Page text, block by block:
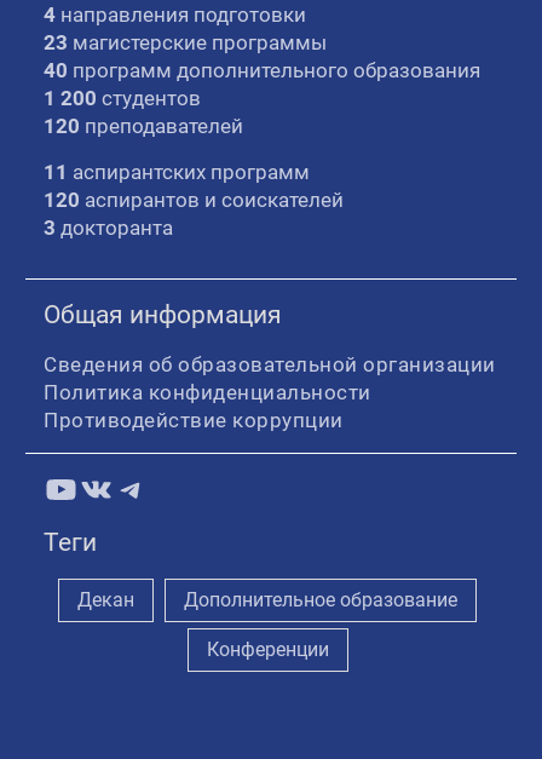
4 направления подготовки
23 магистерские программы
40 программ дополнительного образования
1 200 студентов
120 преподавателей
11 аспирантских программ
120 аспирантов и соискателей
3 докторанта
Общая информация
Сведения об образовательной организации
Политика конфиденциальности
Противодействие коррупции
YouTube
ВКонтакте
Telegram
Теги
Декан Дополнительное образование
Конференции